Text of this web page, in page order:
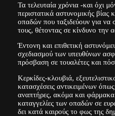
Τα τελευταία χρόνια -και όχι
περιστατικά αστυνομικής βίας
οπαδών που ταξιδεύουν για να
τους, θέτοντας σε κίνδυνο την
Έντονη και επιθετική
σχεδιασμού των υπευθύνων
πρόσβαση σε τουαλέτες και
Κερκίδες-κλουβιά,
κατασχέσεις αντικειμένων
αναπτήρες, ακόμα και φάρμακα
καταγγελίες των οπαδών σε
δει κατά καιρούς το φως της